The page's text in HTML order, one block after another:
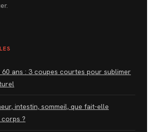
ans : 3 coupes courtes pour sublimer
intestin, sommeil, que fait-elle
?